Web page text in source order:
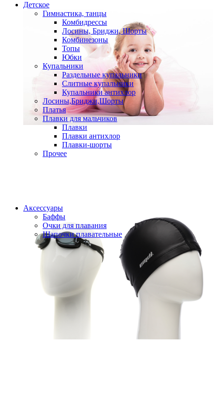
Детское
Гимнастика, танцы
Комбидрессы
Лосины, Бриджи, Шорты
Комбинезоны
Топы
Юбки
Купальники
Раздельные купальники
Слитные купальники
Купальники антихлор
Лосины,Бриджи,Шорты
Платья
Плавки для мальчиков
Плавки
Плавки антихлор
Плавки-шорты
Прочее
Аксессуары
Баффы
Очки для плавания
Шапочки плавательные